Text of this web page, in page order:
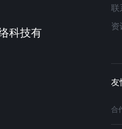
科技有
联
资
合